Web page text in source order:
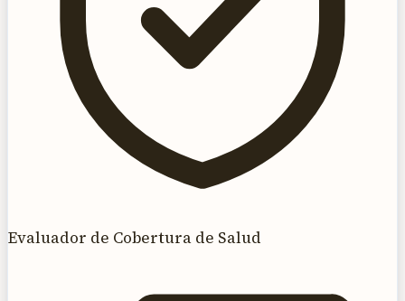
Evaluador de Cobertura de Salud